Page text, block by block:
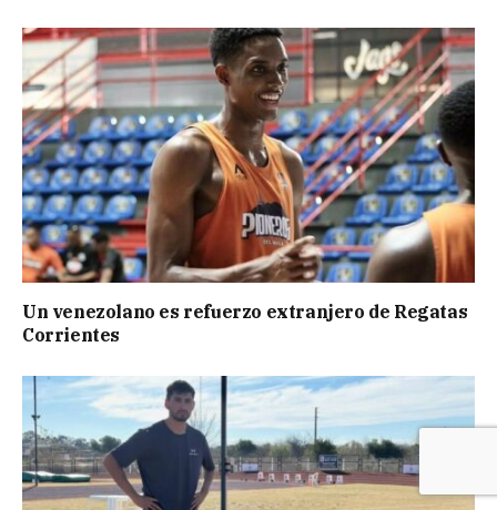
Un venezolano es refuerzo extranjero de Regatas
Corrientes